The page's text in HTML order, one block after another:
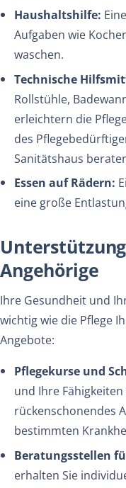
Haushaltshilfe:
Aufgaben wie
waschen.
Technische
Rollstühle,
erleichtern die
des
Sanitätshaus
Essen auf Rädern:
eine große
Angehörige
Ihre Gesundheit und
wichtig wie die Pflege
Angebote:
Pflegekurse und
und Ihre
rückenschonendes
bestimmten
Beratungsstellen
erhalten Sie